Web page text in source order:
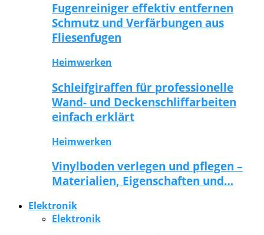
Fugenreiniger effektiv entfernen
Schmutz und Verfärbungen aus
Fliesenfugen
Heimwerken
Schleifgiraffen für professionelle
Wand- und Deckenschliffarbeiten
einfach erklärt
Heimwerken
Vinylboden verlegen und pflegen –
Materialien, Eigenschaften und…
Elektronik
Elektronik